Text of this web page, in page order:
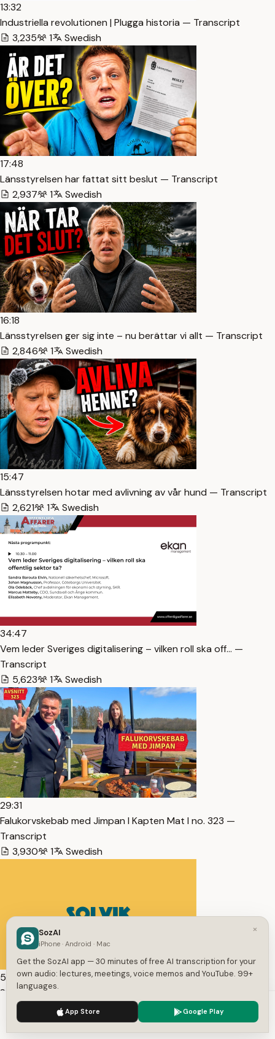
13:32
Industriella revolutionen | Plugga historia — Transcript
3,235
1 Swedish
17:48
Länsstyrelsen har fattat sitt beslut — Transcript
2,937
1 Swedish
16:18
Länsstyrelsen ger sig inte – nu berättar vi allt — Transcript
2,846
1 Swedish
15:47
Länsstyrelsen hotar med avlivning av vår hund — Transcript
2,621
1 Swedish
34:47
Vem leder Sveriges digitalisering – vilken roll ska off… —
Transcript
5,623
1 Swedish
29:31
Falukorvskebab med Jimpan I Kapten Mat I no. 323 —
Transcript
3,930
1 Swedish
53:07
Solvik informationsmöte — Transcript
7,765
Swedish
We use cookies to enhance your experience.
×
SozAI
iPhone · Android · Mac
Get the SozAI app — 30 minutes of free AI transcription for your
own audio: lectures, meetings, voice memos and YouTube. 99+
languages.
App Store Google Play